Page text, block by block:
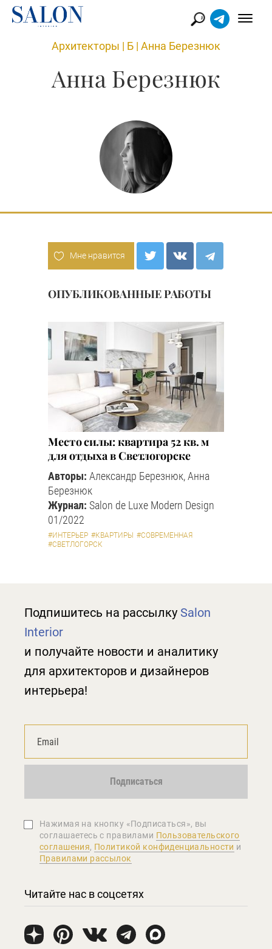
Архитекторы | Б | Анна Березнюк
Анна Березнюк
Мне нравится
ОПУБЛИКОВАННЫЕ РАБОТЫ
Место силы: квартира 52 кв. м
для отдыха в Светлогорске
Авторы: Александр Березнюк, Анна
Березнюк
Журнал: Salon de Luxe Modern Design
01/2022
#ИНТЕРЬЕР #КВАРТИРЫ #СОВРЕМЕННАЯ
#СВЕТЛОГОРСК
Подпишитесь на рассылку Salon
Interior
и получайте новости и аналитику
для архитекторов и дизайнеров
интерьера!
Подписаться
Нажимая на кнопку «Подписаться», вы
соглашаетеcь с правилами Пользовательского
соглашения, Политикой конфиденциальности и
Правилами рассылок
Читайте нас в соцсетях